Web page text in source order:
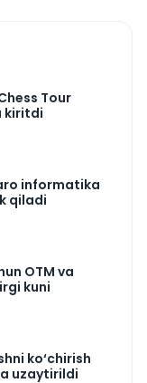
Tour
kiritdi
informatika
qiladi
OTM va
kuni
ko‘chirish
uzaytirildi